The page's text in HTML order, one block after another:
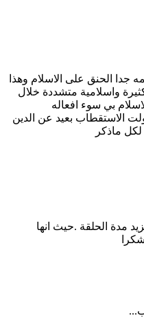
على الاسلام وهذا
واسلامية متشددة خلال
بي سوء افعاله
بعيد عن الدين
الحلقة .حيث انها